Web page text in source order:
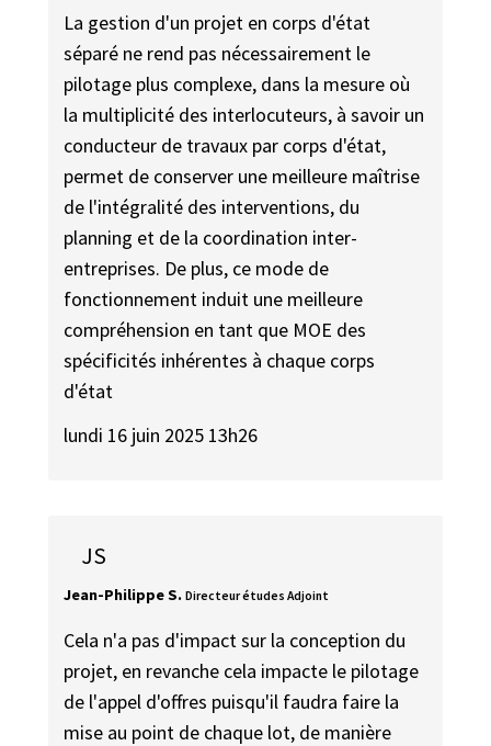
La gestion d'un projet en corps d'état
séparé ne rend pas nécessairement le
pilotage plus complexe, dans la mesure où
la multiplicité des interlocuteurs, à savoir un
conducteur de travaux par corps d'état,
permet de conserver une meilleure maîtrise
de l'intégralité des interventions, du
planning et de la coordination inter-
entreprises. De plus, ce mode de
fonctionnement induit une meilleure
compréhension en tant que MOE des
spécificités inhérentes à chaque corps
d'état
lundi 16 juin 2025 13h26
JS
Jean-Philippe S. Directeur études Adjoint
Cela n'a pas d'impact sur la conception du
projet, en revanche cela impacte le pilotage
de l'appel d'offres puisqu'il faudra faire la
mise au point de chaque lot, de manière